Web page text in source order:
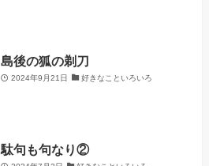
島後の狐の剃刀
2024年9月21日 好きなこといろいろ
駄句も句なり②